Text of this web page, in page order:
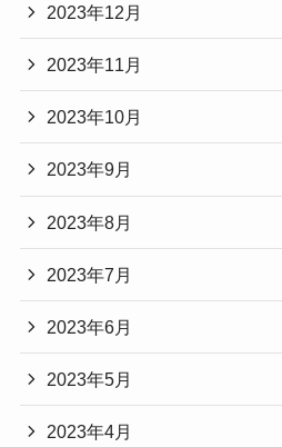
2023年12月
2023年11月
2023年10月
2023年9月
2023年8月
2023年7月
2023年6月
2023年5月
2023年4月